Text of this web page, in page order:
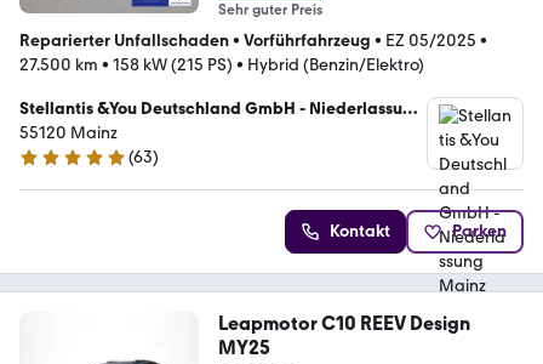
Sehr guter Preis
Reparierter Unfallschaden• Vorführfahrzeug • EZ 05/2025 •
27.500 km • 158 kW (215 PS) • Hybrid (Benzin/Elektro)
Stellantis &You Deutschland GmbH - Niederlassung
Mainz
55120 Mainz
4.8 Sterne
(63)
Kontakt Parken
Leapmotor C10 REEV Design
MY25